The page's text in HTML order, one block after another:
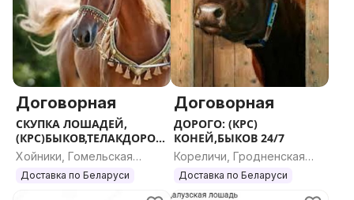
Договорная
СКУПКА ЛОШАДЕЙ,
(КРС)БЫКОВ,ТЕЛАКДОРОГ
О
Хойники, Гомельская
область
Доставка по Беларуси
Договорная
ДОРОГО: (КРС)
КОНЕЙ,БЫКОВ 24/7
Кореличи, Гродненская
область
Доставка по Беларуси